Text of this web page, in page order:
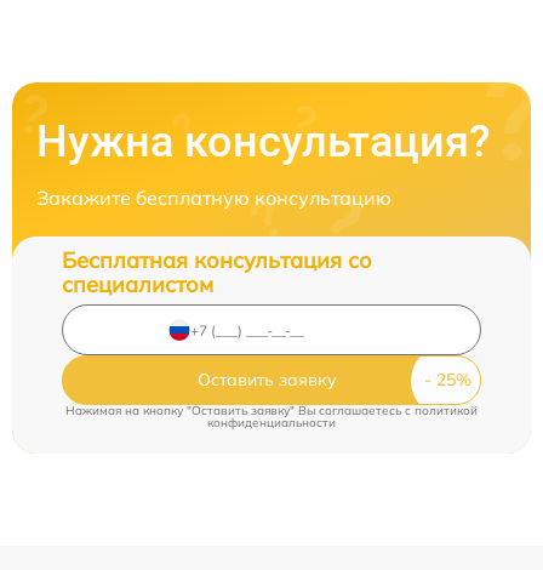
Нужна консультация?
Закажите бесплатную консультацию
Бесплатная консультация со
специалистом
Оставить заявку
Нажимая на кнопку "Оставить заявку" Вы соглашаетесь cполитикой
конфиденциальности